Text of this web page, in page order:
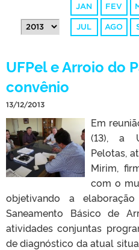
JAN FEV
JUL AGO
UFPel e Arroio do
convênio
13/12/2013
Em
(13), a
Pelotas,
Mirim,
com o
objetivando a
Saneamento Básico de
atividades conjuntas
de diagnóstico da atual